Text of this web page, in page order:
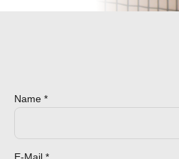
Name *
E-Mail *